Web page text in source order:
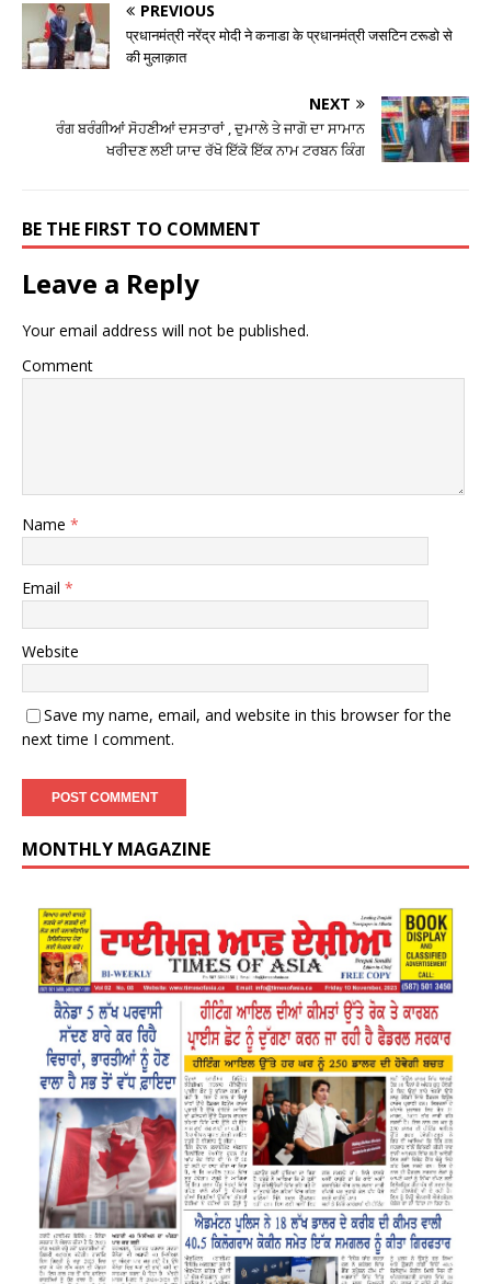
PREVIOUS
प्रधानमंत्री नरेंद्र मोदी ने कनाडा के प्रधानमंत्री जसटिन टरूडो से
की मुलाक़ात
NEXT
ਰੰਗ ਬਰੰਗੀਆਂ ਸੋਹਣੀਆਂ ਦਸਤਾਰਾਂ , ਦੁਮਾਲੇ ਤੇ ਜਾਗੋ ਦਾ ਸਾਮਾਨ
ਖਰੀਦਣ ਲਈ ਯਾਦ ਰੱਖੋ ਇੱਕੋ ਇੱਕ ਨਾਮ ਟਰਬਨ ਕਿੰਗ
BE THE FIRST TO COMMENT
Leave a Reply
Your email address will not be published.
Comment
Name *
Email *
Website
Save my name, email, and website in this browser for the
next time I comment.
MONTHLY MAGAZINE